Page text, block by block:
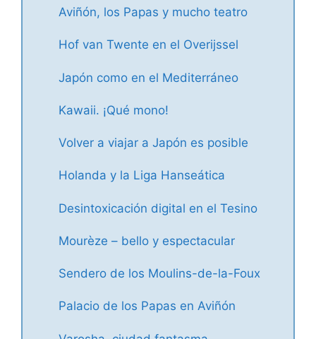
Aviñón, los Papas y mucho teatro
Hof van Twente en el Overijssel
Japón como en el Mediterráneo
Kawaii. ¡Qué mono!
Volver a viajar a Japón es posible
Holanda y la Liga Hanseática
Desintoxicación digital en el Tesino
Mourèze – bello y espectacular
Sendero de los Moulins-de-la-Foux
Palacio de los Papas en Aviñón